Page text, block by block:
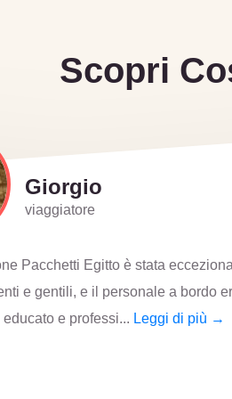
Scopri
Lucia
viaggiatore
visitato erano davvero
mongolfiera è stata eccezionale e
staff si è d... Leggi di più →